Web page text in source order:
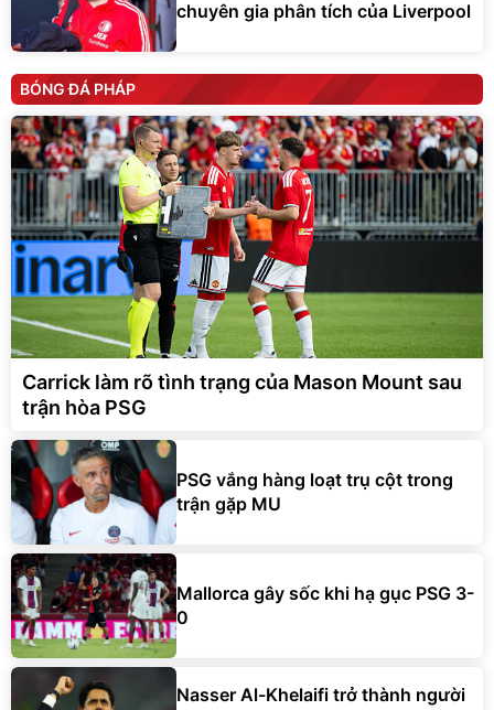
chuyên gia phân tích của Liverpool
BÓNG ĐÁ PHÁP
Carrick làm rõ tình trạng của Mason Mount sau
trận hòa PSG
PSG vắng hàng loạt trụ cột trong
trận gặp MU
Mallorca gây sốc khi hạ gục PSG 3-
0
Nasser Al-Khelaifi trở thành người